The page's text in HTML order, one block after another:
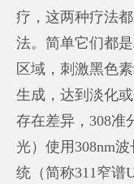
疗，这两种疗法
法。简单它们都
区域，刺激黑色
生成，达到淡化
存在差异，308准
光）使用308nm
统（简称311窄谱